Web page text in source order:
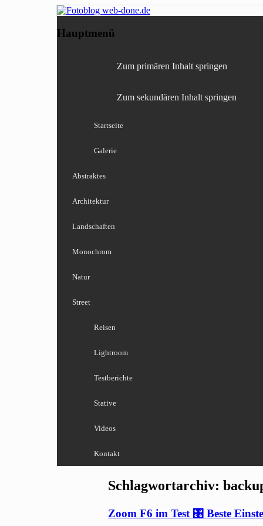
Fotoblog web-
Hauptmenü
Zum primären Inhalt springen
Zum sekundären Inhalt springen
Startseite
Galerie
Abstraktes
Architektur
Landschaften
Monochrom
Natur
Street
Reisen
Lightroom
Testberichte
Stative
Videos
Kontakt
Schlagwortarchiv:
Zoom F6 im Test 🎛 Beste